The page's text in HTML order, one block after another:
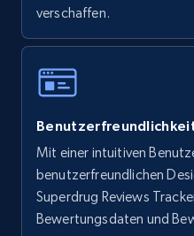
5.6K+
specific keywords
URL, Final price, Sku,
Specifications, Image
more.
verschaffen.
Mit einer intuitiven
benutzerfreundlichen
Superdrug Reviews
Bewertungsdaten und